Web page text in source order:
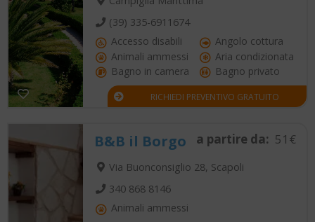
(39) 335-6911674
Accesso disabili
Angolo cottura
Animali ammessi
Aria condizionata
Bagno in camera
Bagno privato
RICHIEDI PREVENTIVO GRATUITO
B&B il Borgo a partire da: 51€
Via Buonconsiglio 28, Scapoli
340 868 8146
Animali ammessi